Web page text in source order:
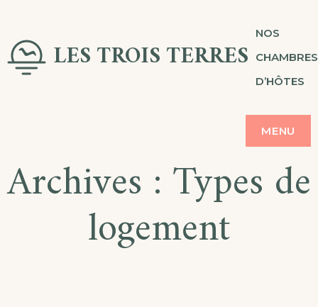
content LES TROIS TERRES
NOS
CHAMBRES
D’HÔTES
MENU
Archives :Types de
logement